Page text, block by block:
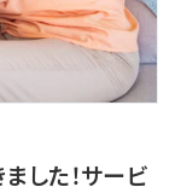
した！サービ